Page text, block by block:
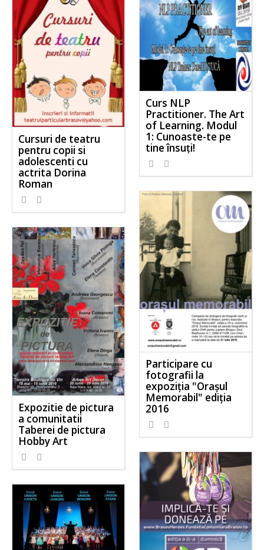
Cursuri de teatru
pentru copii si
adolescenti cu
actrita Dorina
Roman
Curs NLP
Practitioner. The Art
of Learning. Modul
1: Cunoaste-te pe
tine însuți!
Participare cu
fotografii la
expoziția "Orașul
Memorabil" ediția
2016
Expozitie de pictura
a comunitatii
Taberei de pictura
Hobby Art